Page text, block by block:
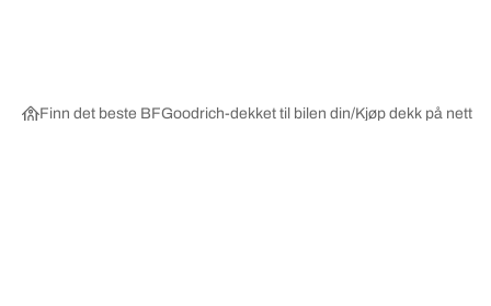
Finn det beste BFGoodrich-dekket til bilen din Kjøp dekk på nett